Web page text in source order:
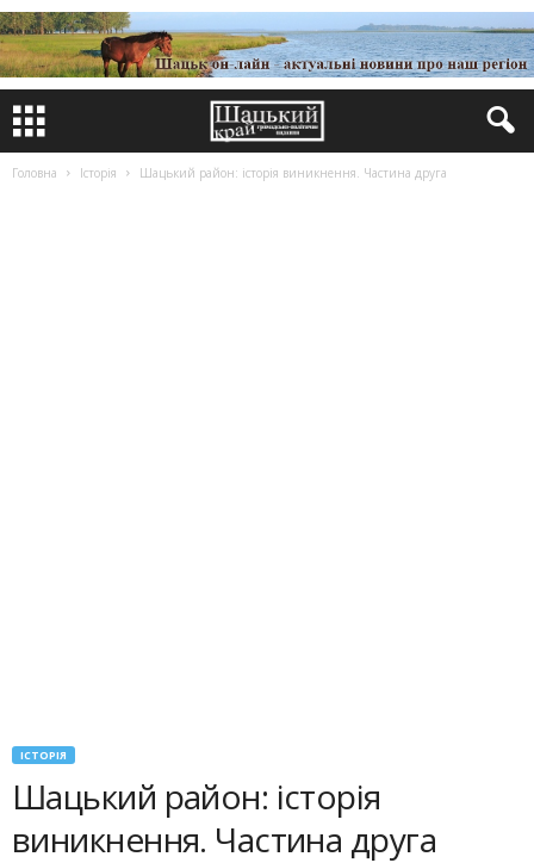
Головна Історія Шацький район: історія виникнення. Частина друга
ІСТОРІЯ
Шацький район: історія
виникнення. Частина друга